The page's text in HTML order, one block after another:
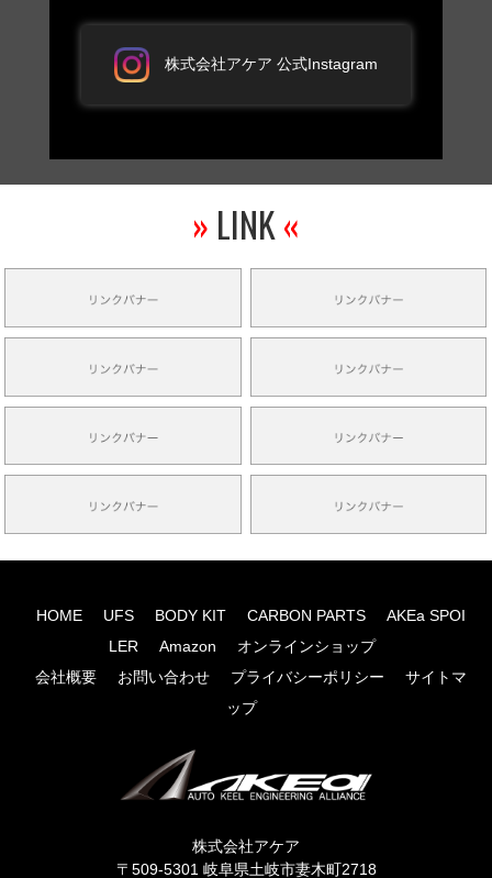
株式会社アケア 公式Instagram
» LINK«
HOME UFS BODY KIT CARBON PARTS
AKEa SPOI
LER
Amazon
オンラインショップ
会社概要
お問い合わせ プライバシーポリシー
サイトマ
ップ
株式会社アケア
〒509-5301 岐阜県土岐市妻木町2718